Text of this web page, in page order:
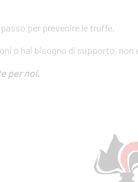
per prevenire le truffe.
o hai bisogno di supporto,
per noi.